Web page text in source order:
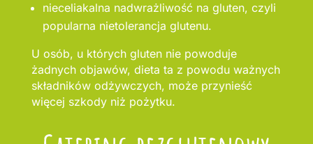
nieceliakalna nadwrażliwość na gluten, czyli
popularna nietolerancja glutenu.
U osób, u których gluten nie powoduje
żadnych objawów, dieta ta z powodu ważnych
składników odżywczych, może przynieść
więcej szkody niż pożytku.